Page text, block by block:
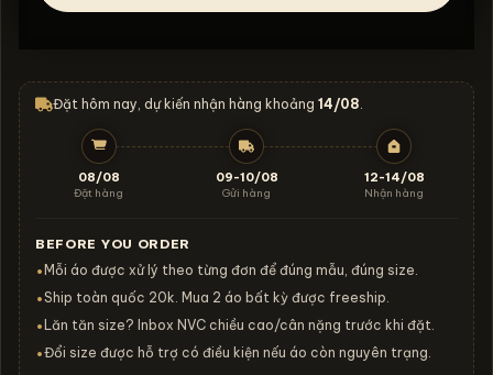
Đặt hôm nay, dự kiến nhận hàng khoảng 14/08.
08/08
Đặt hàng
09-10/08
Gửi hàng
12-14/08
Nhận hàng
BEFORE YOU ORDER
• Mỗi áo được xử lý theo từng đơn để đúng mẫu, đúng size.
•Ship toàn quốc 20k. Mua 2 áo bất kỳ được freeship.
• Lăn tăn size? Inbox NVC chiều cao/cân nặng trước khi đặt.
•Đổi size được hỗ trợ có điều kiện nếu áo còn nguyên trạng.